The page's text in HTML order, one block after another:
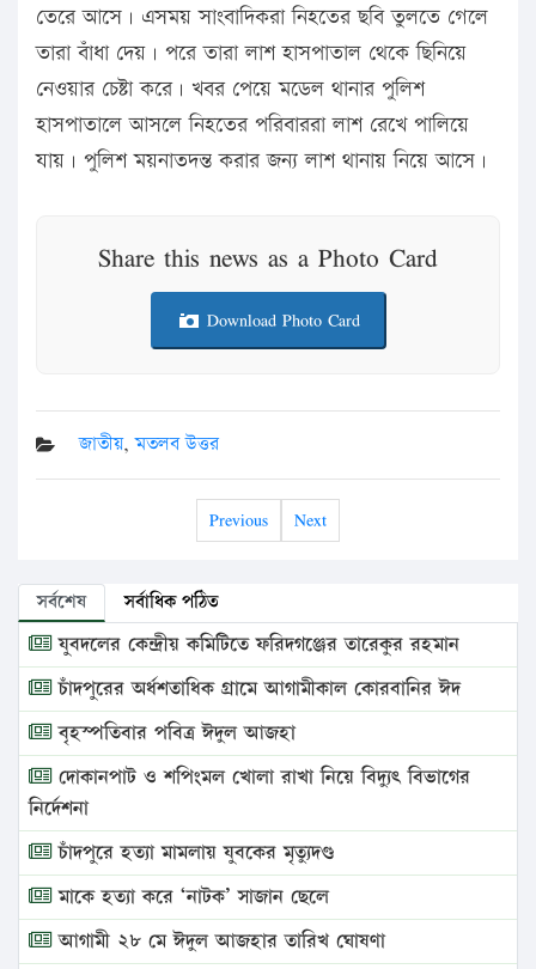
তেরে আসে। এসময় সাংবাদিকরা নিহতের ছবি তুলতে গেলে
তারা বাঁধা দেয়। পরে তারা লাশ হাসপাতাল থেকে ছিনিয়ে
নেওয়ার চেষ্টা করে। খবর পেয়ে মডেল থানার পুলিশ
হাসপাতালে আসলে নিহতের পরিবাররা লাশ রেখে পালিয়ে
যায়। পুলিশ ময়নাতদন্ত করার জন্য লাশ থানায় নিয়ে আসে।
Share this news as a Photo Card
Download Photo Card
জাতীয়,মতলব উত্তর
Previous Next
সর্বশেষ সর্বাধিক পঠিত
যুবদলের কেন্দ্রীয় কমিটিতে ফরিদগঞ্জের তারেকুর রহমান
চাঁদপুরের অর্ধশতাধিক গ্রামে আগামীকাল কোরবানির ঈদ
বৃহস্পতিবার পবিত্র ঈদুল আজহা
দোকানপাট ও শপিংমল খোলা রাখা নিয়ে বিদ্যুৎ বিভাগের
নির্দেশনা
চাঁদপুরে হত্যা মামলায় যুবকের মৃত্যুদণ্ড
মাকে হত্যা করে ‘নাটক’ সাজান ছেলে
আগামী ২৮ মে ঈদুল আজহার তারিখ ঘোষণা